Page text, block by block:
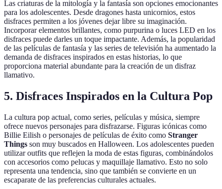
Las criaturas de la mitología y la fantasía son opciones emocionantes
para los adolescentes. Desde dragones hasta unicornios, estos
disfraces permiten a los jóvenes dejar libre su imaginación.
Incorporar elementos brillantes, como purpurina o luces LED en los
disfraces puede darles un toque impactante. Además, la popularidad
de las películas de fantasía y las series de televisión ha aumentado la
demanda de disfraces inspirados en estas historias, lo que
proporciona material abundante para la creación de un disfraz
llamativo.
5. Disfraces Inspirados en la Cultura Pop
La cultura pop actual, como series, películas y música, siempre
ofrece nuevos personajes para disfrazarse. Figuras icónicas como
Billie Eilish o personajes de películas de éxito como Stranger
Things son muy buscados en Halloween. Los adolescentes pueden
utilizar outfits que reflejen la moda de estas figuras, combinándolos
con accesorios como pelucas y maquillaje llamativo. Esto no solo
representa una tendencia, sino que también se convierte en un
escaparate de las preferencias culturales actuales.